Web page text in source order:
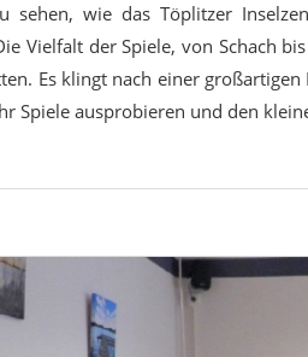
sehen, wie das Töplitzer
Vielfalt der Spiele, von Schach
Es klingt nach einer
Spiele ausprobieren und den